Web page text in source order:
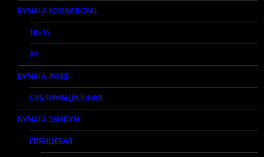
БУМАГА KODAK ROYAL
10×15
A4
БУМАГА INKRF
СУБЛИМАЦИОННАЯ
БУМАГА ЭКОБУМ
ГЛЯНЦЕВАЯ